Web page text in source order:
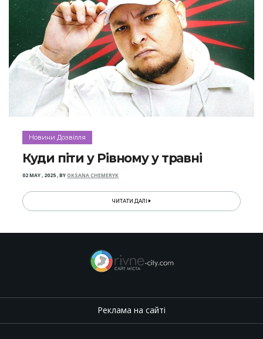
Новини Дозвілля
Куди піти у Рівному у травні
02 MAY , 2025,BYOKSANA CHEMERYK
ЧИТАТИ ДАЛІ
Реклама на сайті